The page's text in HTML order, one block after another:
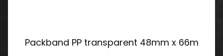
Packband PP transparent 48mm x 66m